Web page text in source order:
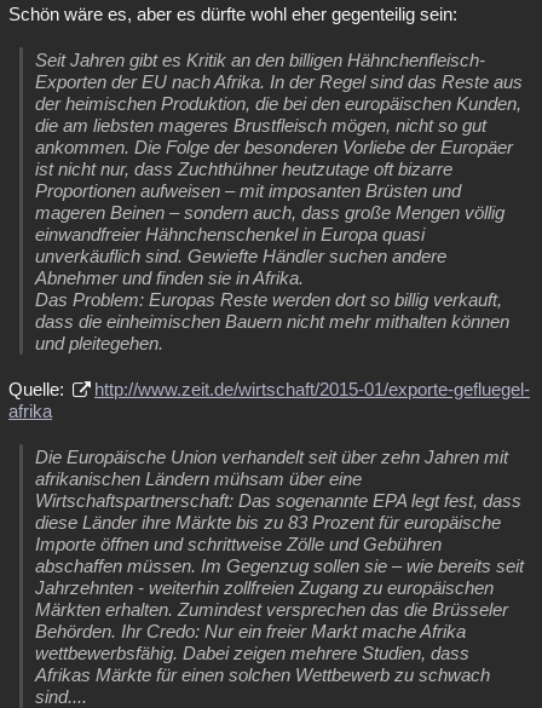
Schön wäre es, aber es dürfte wohl eher gegenteilig sein:
Seit Jahren gibt es Kritik an den billigen Hähnchenfleisch-
Exporten der EU nach Afrika. In der Regel sind das Reste aus
der heimischen Produktion, die bei den europäischen Kunden,
die am liebsten mageres Brustfleisch mögen, nicht so gut
ankommen. Die Folge der besonderen Vorliebe der Europäer
ist nicht nur, dass Zuchthühner heutzutage oft bizarre
Proportionen aufweisen – mit imposanten Brüsten und
mageren Beinen – sondern auch, dass große Mengen völlig
einwandfreier Hähnchenschenkel in Europa quasi
unverkäuflich sind. Gewiefte Händler suchen andere
Abnehmer und finden sie in Afrika.
Das Problem: Europas Reste werden dort so billig verkauft,
dass die einheimischen Bauern nicht mehr mithalten können
und pleitegehen.
Quelle:
http://www.zeit.de/wirtschaft/2015-01/exporte-gefluegel-
afrika
Die Europäische Union verhandelt seit über zehn Jahren mit
afrikanischen Ländern mühsam über eine
Wirtschaftspartnerschaft: Das sogenannte EPA legt fest, dass
diese Länder ihre Märkte bis zu 83 Prozent für europäische
Importe öffnen und schrittweise Zölle und Gebühren
abschaffen müssen. Im Gegenzug sollen sie – wie bereits seit
Jahrzehnten - weiterhin zollfreien Zugang zu europäischen
Märkten erhalten. Zumindest versprechen das die Brüsseler
Behörden. Ihr Credo: Nur ein freier Markt mache Afrika
wettbewerbsfähig. Dabei zeigen mehrere Studien, dass
Afrikas Märkte für einen solchen Wettbewerb zu schwach
sind....